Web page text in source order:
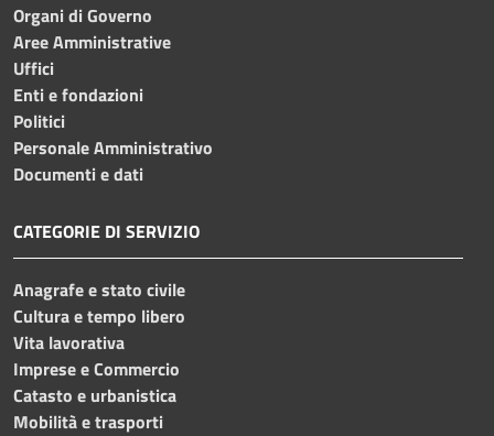
Organi di Governo
Aree Amministrative
Uffici
Enti e fondazioni
Politici
Personale Amministrativo
Documenti e dati
CATEGORIE DI SERVIZIO
Anagrafe e stato civile
Cultura e tempo libero
Vita lavorativa
Imprese e Commercio
Catasto e urbanistica
Mobilità e trasporti